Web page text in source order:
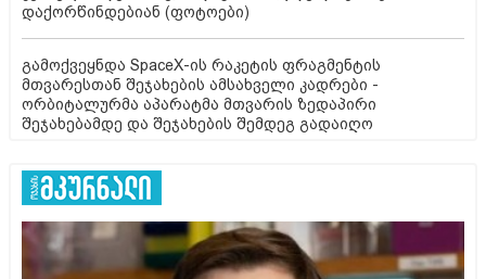
დაქორწინდებიან (ფოტოები)
გამოქვეყნდა SpaceX-ის რაკეტის ფრაგმენტის
მთვარესთან შეჯახების ამსახველი კადრები -
ორბიტალურმა აპარატმა მთვარის ზედაპირი
შეჯახებამდე და შეჯახების შემდეგ გადაიღო